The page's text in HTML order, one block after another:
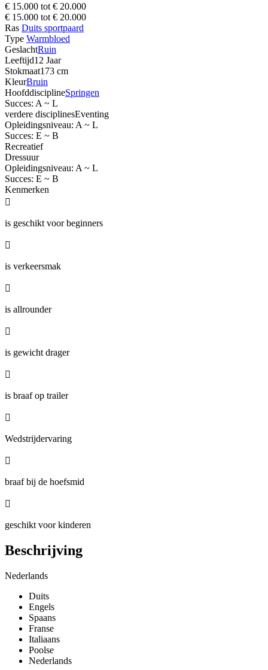
€ 15.000 tot € 20.000
€ 15.000 tot € 20.000
Ras Duits sportpaard
Type Warmbloed
GeslachtRuin
Leeftijd12 Jaar
Stokmaat173 cm
KleurBruin
HoofddisciplineSpringen
Succes: A ~ L
verdere disciplinesEventing
Opleidingsniveau: A ~ L
Succes: E ~ B
Recreatief
Dressuur
Opleidingsniveau: A ~ L
Succes: E ~ B
Kenmerken

is geschikt voor beginners

is verkeersmak

is allrounder

is gewicht drager

is braaf op trailer

Wedstrijdervaring

braaf bij de hoefsmid

geschikt voor kinderen
Beschrijving
Nederlands
Duits
Engels
Spaans
Franse
Italiaans
Poolse
Nederlands